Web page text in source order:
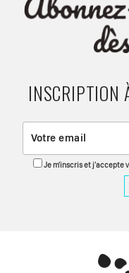
INSCRIPTION
Je m'inscris et j'accepte